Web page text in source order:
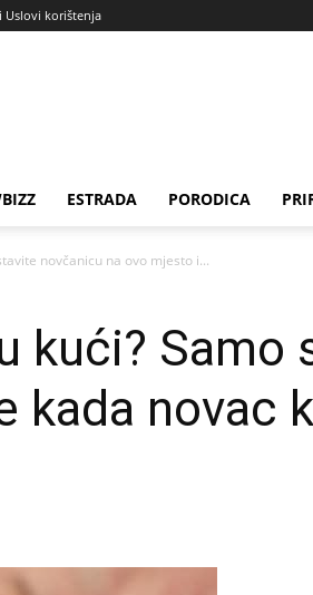
Uslovi korištenja
ESTRADA PORODICA
novčanicu na ovo mjesto i...
kući?
kada novac